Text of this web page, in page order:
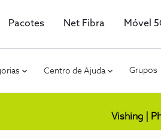
Pacotes Net Fibra Móvel
Centro de Ajuda Grupos
Vishing |